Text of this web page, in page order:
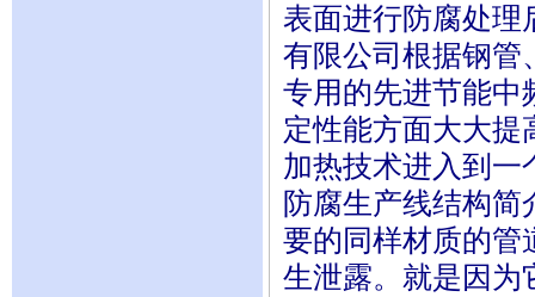
表面进行防腐处理
有限公司根据钢管
专用的先进节能中
定性能方面大大提
加热技术进入到一
防腐生产线结构
要的同样材质的管
生泄露。就是因为